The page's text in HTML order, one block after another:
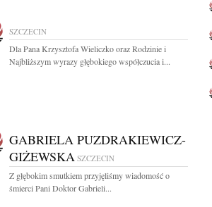
SZCZECIN
Dla Pana Krzysztofa Wieliczko oraz Rodzinie i
Najbliższym wyrazy głębokiego współczucia i...
GABRIELA PUZDRAKIEWICZ-
GIŻEWSKA SZCZECIN
Z głębokim smutkiem przyjęliśmy wiadomość o
śmierci Pani Doktor Gabrieli...